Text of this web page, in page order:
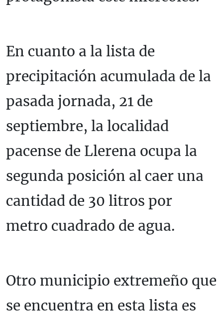
En cuanto a la lista de
precipitación acumulada de la
pasada jornada, 21 de
septiembre, la localidad
pacense de Llerena ocupa la
segunda posición al caer una
cantidad de 30 litros por
metro cuadrado de agua.
Otro municipio extremeño que
se encuentra en esta lista es